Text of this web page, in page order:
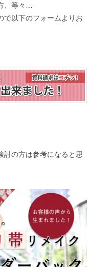
、等々…
で以下のフォームよりお
討の方は参考になると思